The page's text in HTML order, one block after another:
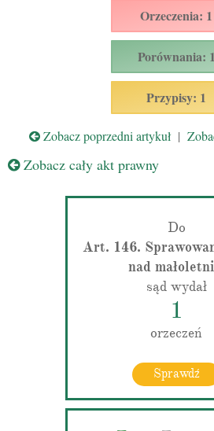
Orzeczenia: 1
Porównania: 1
Przypisy: 1
Zobacz poprzedni artykuł |
Zobacz cały akt prawny
Do
Art. 146.
nad
sąd wydał
1
orzeczeń
Sprawdź